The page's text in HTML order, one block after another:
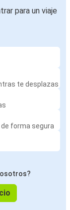
para un viaje
te desplazas
forma segura